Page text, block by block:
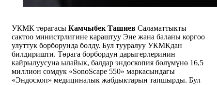
УКМК төрагасы Камчыбек Ташиев Саламаттыкты
сактоо министрлигине караштуу Эне жана баланы коргоо
улуттук борборунда болду. Бул тууралуу УКМКдан
билдиришти. Төрага борбордун дарыгерлеринин
кайрылуусуна ылайык, балдар эндоскопия бөлүмүнө 16,5
миллион сомдук «SonoScape 550» маркасындагы
«Эндоскоп» медициналык жабдыктарын тапшырды. Бул